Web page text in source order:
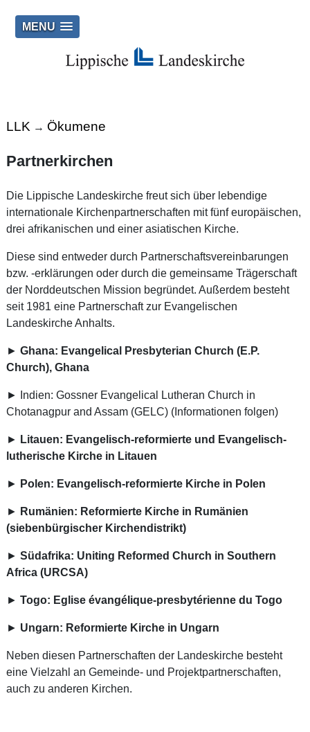
MENU
LLK → Ökumene
Partnerkirchen
Die Lippische Landeskirche freut sich über lebendige
internationale Kirchenpartnerschaften mit fünf europäischen,
drei afrikanischen und einer asiatischen Kirche.
Diese sind entweder durch Partnerschaftsvereinbarungen
bzw. -erklärungen oder durch die gemeinsame Trägerschaft
der Norddeutschen Mission begründet. Außerdem besteht
seit 1981 eine Partnerschaft zur Evangelischen
Landeskirche Anhalts.
► Ghana: Evangelical Presbyterian Church (E.P.
Church), Ghana
► Indien: Gossner Evangelical Lutheran Church in
Chotanagpur and Assam (GELC) (Informationen folgen)
► Litauen: Evangelisch-reformierte und Evangelisch-
lutherische Kirche in Litauen
► Polen: Evangelisch-reformierte Kirche in Polen
► Rumänien: Reformierte Kirche in Rumänien
(siebenbürgischer Kirchendistrikt)
► Südafrika: Uniting Reformed Church in Southern
Africa (URCSA)
► Togo: Eglise évangélique-presbytérienne du Togo
► Ungarn: Reformierte Kirche in Ungarn
Neben diesen Partnerschaften der Landeskirche besteht
eine Vielzahl an Gemeinde- und Projektpartnerschaften,
auch zu anderen Kirchen.